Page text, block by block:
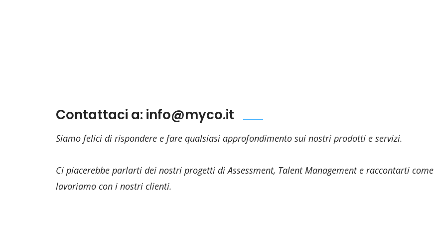
Contattaci a: info@myco.it
Siamo felici di rispondere e fare qualsiasi approfondimento sui nostri prodotti e servizi.
Ci piacerebbe parlarti dei nostri progetti di Assessment, Talent Management e raccontarti come
lavoriamo con i nostri clienti.